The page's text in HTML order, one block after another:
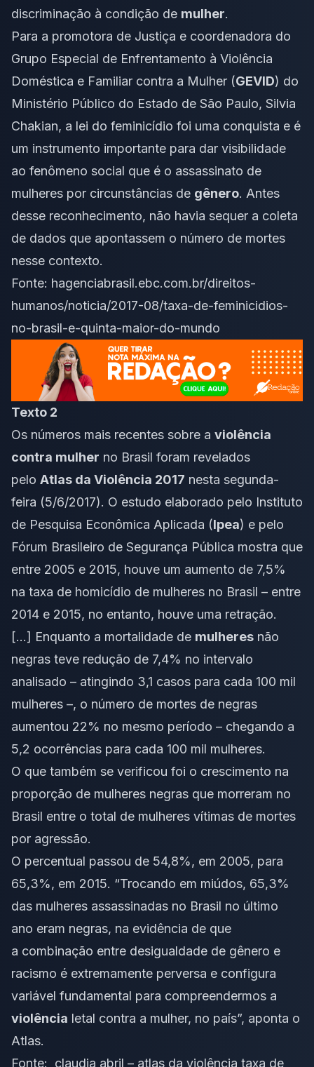
discriminação à condição de mulher.
Para a promotora de Justiça e coordenadora do
Grupo Especial de Enfrentamento à Violência
Doméstica e Familiar contra a Mulher (GEVID) do
Ministério Público do Estado de São Paulo, Silvia
Chakian, a lei do feminicídio foi uma conquista e é
um instrumento importante para dar visibilidade
ao fenômeno social que é o assassinato de
mulheres por circunstâncias de gênero. Antes
desse reconhecimento, não havia sequer a coleta
de dados que apontassem o número de mortes
nesse contexto.
Fonte: hagenciabrasil.ebc.com.br/direitos-
humanos/noticia/2017-08/taxa-de-feminicidios-
no-brasil-e-quinta-maior-do-mundo
Texto 2
Os números mais recentes sobre a violência
contra mulher no Brasil foram revelados
pelo Atlas da Violência 2017 nesta segunda-
feira (5/6/2017). O estudo elaborado pelo Instituto
de Pesquisa Econômica Aplicada (Ipea) e pelo
Fórum Brasileiro de Segurança Pública mostra que
entre 2005 e 2015, houve um aumento de 7,5%
na taxa de homicídio de mulheres no Brasil – entre
2014 e 2015, no entanto, houve uma retração.
[…] Enquanto a mortalidade de mulheres não
negras teve redução de 7,4% no intervalo
analisado – atingindo 3,1 casos para cada 100 mil
mulheres –, o número de mortes de negras
aumentou 22% no mesmo período – chegando a
5,2 ocorrências para cada 100 mil mulheres.
O que também se verificou foi o crescimento na
proporção de mulheres negras que morreram no
Brasil entre o total de mulheres vítimas de mortes
por agressão.
O percentual passou de 54,8%, em 2005, para
65,3%, em 2015. “Trocando em miúdos, 65,3%
das mulheres assassinadas no Brasil no último
ano eram negras, na evidência de que
a combinação entre desigualdade de gênero e
racismo é extremamente perversa e configura
variável fundamental para compreendermos a
violência letal contra a mulher, no país”, aponta o
Atlas.
Fonte: claudia abril – atlas da violência taxa de